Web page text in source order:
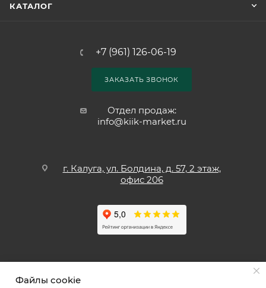
КАТАЛОГ
+7 (961) 126-06-19
ЗАКАЗАТЬ ЗВОНОК
Отдел продаж:
info@kiik-market.ru
г. Калуга, ул. Болдина, д. 57, 2 этаж,
офис 206
Файлы cookie